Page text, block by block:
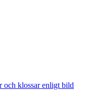
och klossar enligt bild